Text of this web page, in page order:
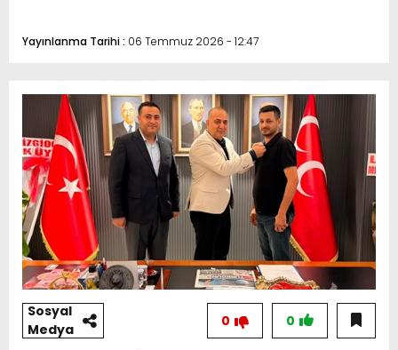
Yayınlanma Tarihi : 06 Temmuz 2026 - 12:47
Sosyal
Medya
0
0